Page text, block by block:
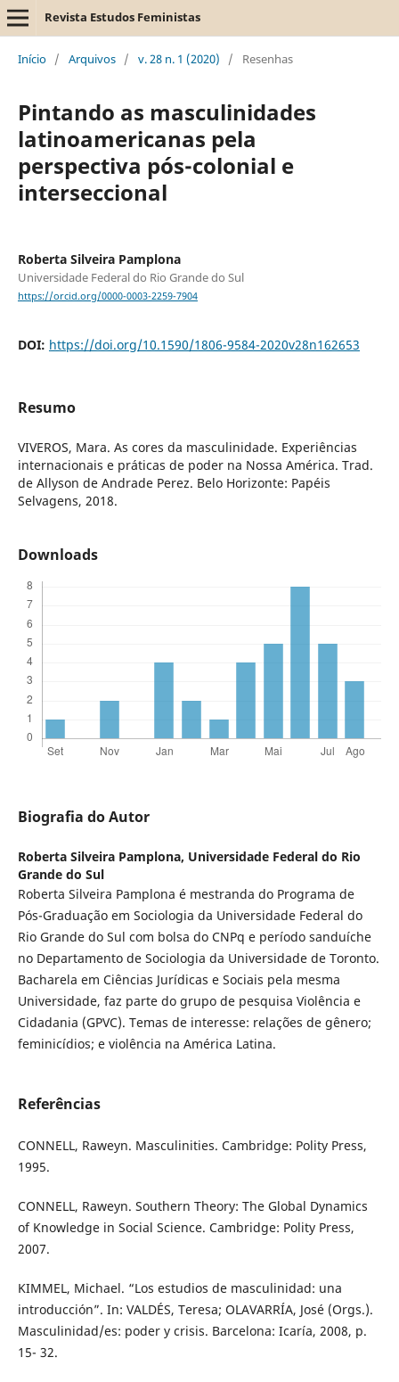
Revista Estudos Feministas
Início / Arquivos / v. 28 n. 1 (2020) / Resenhas
Pintando as masculinidades
latinoamericanas pela
perspectiva pós-colonial e
interseccional
Roberta Silveira Pamplona
Universidade Federal do Rio Grande do Sul
https://orcid.org/0000-0003-2259-7904
DOI: https://doi.org/10.1590/1806-9584-2020v28n162653
Resumo
VIVEROS, Mara. As cores da masculinidade. Experiências
internacionais e práticas de poder na Nossa América. Trad.
de Allyson de Andrade Perez. Belo Horizonte: Papéis
Selvagens, 2018.
Downloads
Biografia do Autor
Roberta Silveira Pamplona, Universidade Federal do Rio
Grande do Sul
Roberta Silveira Pamplona é mestranda do Programa de
Pós-Graduação em Sociologia da Universidade Federal do
Rio Grande do Sul com bolsa do CNPq e período sanduíche
no Departamento de Sociologia da Universidade de Toronto.
Bacharela em Ciências Jurídicas e Sociais pela mesma
Universidade, faz parte do grupo de pesquisa Violência e
Cidadania (GPVC). Temas de interesse: relações de gênero;
feminicídios; e violência na América Latina.
Referências
CONNELL, Raweyn. Masculinities. Cambridge: Polity Press,
1995.
CONNELL, Raweyn. Southern Theory: The Global Dynamics
of Knowledge in Social Science. Cambridge: Polity Press,
2007.
KIMMEL, Michael. “Los estudios de masculinidad: una
introducción”. In: VALDÉS, Teresa; OLAVARRÍA, José (Orgs.).
Masculinidad/es: poder y crisis. Barcelona: Icaría, 2008, p.
15- 32.